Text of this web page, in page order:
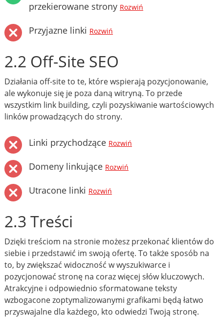
przekierowane strony Rozwiń
Przyjazne linki Rozwiń
2.2 Off-Site SEO
Działania off-site to te, które wspierają pozycjonowanie,
ale wykonuje się je poza daną witryną. To przede
wszystkim link building, czyli pozyskiwanie wartościowych
linków prowadzących do strony.
Linki przychodzące Rozwiń
Domeny linkujące Rozwiń
Utracone linki Rozwiń
2.3 Treści
Dzięki treściom na stronie możesz przekonać klientów do
siebie i przedstawić im swoją ofertę. To także sposób na
to, by zwiększać widoczność w wyszukiwarce i
pozycjonować stronę na coraz więcej słów kluczowych.
Atrakcyjne i odpowiednio sformatowane teksty
wzbogacone zoptymalizowanymi grafikami będą łatwo
przyswajalne dla każdego, kto odwiedzi Twoją stronę.